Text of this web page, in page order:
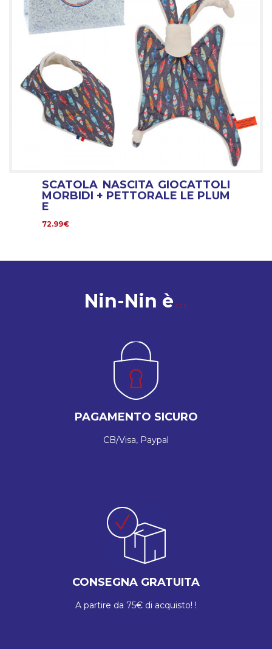
SCATOLA NASCITA GIOCATTOLI
MORBIDI + PETTORALE LE PLUM
E
72.99€
Nin-Nin è
PAGAMENTO SICURO
CB/Visa, Paypal
CONSEGNA GRATUITA
A partire da 75€ di acquisto! !